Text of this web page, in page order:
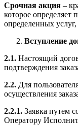
Срочная акция –
которое определяет
определенных
Вступление
2.1. Настоящий
подтверждения
2.2. Для
осуществления
2.2.1. Заявка путем
Оператору